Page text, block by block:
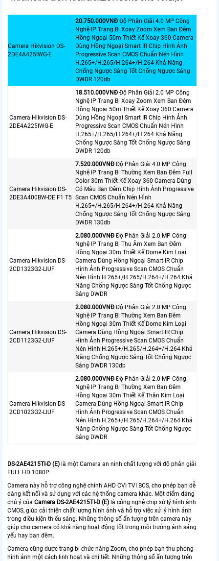
Camera Hikvision DS-
2DE4A425IWG-E
20.750.000VNÐ Độ Phân Giải 4.0 MP Công
Nghệ IP Trang Bị Xoay Zoom Xem Ban Đêm
Hồng Ngoại 50m Thiết Kế Xoay 360 Camera
Dùng Hồng Ngoại Smart IR Chip Hình Ảnh
Progressive Scan CMOS Chuẩn Nén Hình
H.265+/H.265/H.264+/H.264 Khả Năng
Chống Ngược Sáng Tốt Chống Ngược Sáng
DWDR 120db
Camera Hikvision DS-
2DE4A225IWG-E
18.510.000VNÐ Độ Phân Giải 2.0 MP Công
Nghệ IP Trang Bị Xoay Zoom Xem Ban Đêm
Hồng Ngoại 50m Thiết Kế Xoay 360 Camera
Dùng Hồng Ngoại Smart IR Chip Hình Ảnh
Progressive Scan CMOS Chuẩn Nén Hình
H.265+/H.265/H.264+/H.264 Khả Năng
Chống Ngược Sáng Tốt Chống Ngược Sáng
DWDR 120db
Camera Hikvision DS-
2DE3A400BW-DE F1 T5
7.520.000VNÐ Độ Phân Giải 4.0 MP Công
Nghệ IP Trang Bị Thường Xem Ban Đêm Full
Color 30m Thiết Kế Xoay 360 Camera Dùng
Có Màu Ban Đêm Chip Hình Ảnh Progressive
Scan CMOS Chuẩn Nén Hình
H.265+/H.265/H.264+/H.264 Khả Năng
Chống Ngược Sáng Tốt Chống Ngược Sáng
DWDR 130db
Camera Hikvision DS-
2CD1323G2-LIUF
2.080.000VNÐ Độ Phân Giải 2.0 MP Công
Nghệ IP Trang Bị Thu Âm Xem Ban Đêm
Hồng Ngoại 30m Thiết Kế Dome Kim Loại
Camera Dùng Hồng Ngoại Smart IR Chip
Hình Ảnh Progressive Scan CMOS Chuẩn
Nén Hình H.265+/H.265/H.264+/H.264 Khả
Năng Chống Ngược Sáng Tốt Chống Ngược
Sáng DWDR
Camera Hikvision DS-
2CD1123G2-LIUF
2.080.000VNÐ Độ Phân Giải 2.0 MP Công
Nghệ IP Trang Bị Thường Xem Ban Đêm
Hồng Ngoại 30m Thiết Kế Dome Kim Loại
Camera Dùng Hồng Ngoại Smart IR Chip
Hình Ảnh Progressive Scan CMOS Chuẩn
Nén Hình H.265+/H.265/H.264+/H.264 Khả
Năng Chống Ngược Sáng Tốt Chống Ngược
Sáng DWDR 130db
Camera Hikvision DS-
2CD1023G2-LIUF
2.080.000VNÐ Độ Phân Giải 2.0 MP Công
Nghệ IP Trang Bị Thường Xem Ban Đêm
Hồng Ngoại 30m Thiết Kế Thân Kim Loại
Camera Dùng Hồng Ngoại Smart IR Chip
Hình Ảnh Progressive Scan CMOS Chuẩn
Nén Hình H.265+/H.265/H.264+/H.264 Khả
Năng Chống Ngược Sáng Tốt Chống Ngược
Sáng DWDR
DS-2AE4215TI-D (E) là một Camera an ninh chất lượng với độ phân giải
FULL HD 1080P.
Camera này hỗ trợ công nghệ chính AHD CVI TVI BCS, cho phép bạn dễ
dàng kết nối và sử dụng với các hệ thống camera khác. Một điểm đáng
chú ý của Camera DS-2AE4215TI-D (E) là công nghệ chip xử lý hình ảnh
CMOS, giúp cải thiện chất lượng hình ảnh và hỗ trợ việc xử lý hình ảnh
trong điều kiện thiếu sáng. Những thông số ấn tượng trên camera này
giúp cho camera có khả năng hoạt động tốt trong môi trường ánh sáng
yếu hay ban đêm.
Camera cũng được trang bị chức năng Zoom, cho phép bạn thu phóng
hình ảnh một cách linh hoạt và chi tiết. Những thông số ấn tượng trên